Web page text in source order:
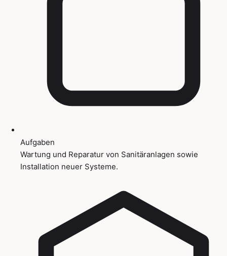
Aufgaben
Wartung und Reparatur von Sanitäranlagen sowie
Installation neuer Systeme.